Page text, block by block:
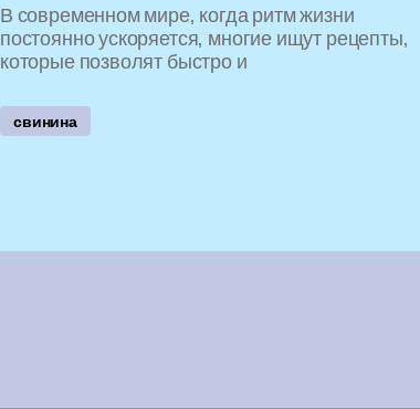
В современном мире, когда ритм жизни
постоянно ускоряется, многие ищут рецепты,
которые позволят быстро и
свинина